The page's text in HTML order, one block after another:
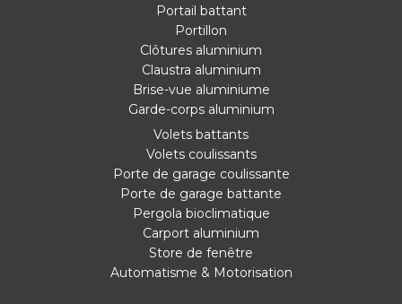
Portail battant
Portillon
Clôtures aluminium
Claustra aluminium
Brise-vue aluminiume
Garde-corps aluminium
Volets battants
Volets coulissants
Porte de garage coulissante
Porte de garage battante
Pergola bioclimatique
Carport aluminium
Store de fenêtre
Automatisme & Motorisation